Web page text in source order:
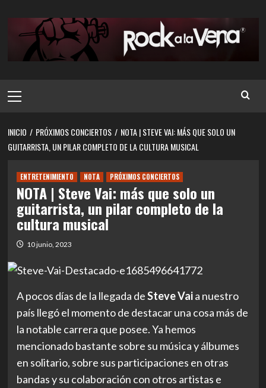
contenido
principal
INICIO PRÓXIMOS CONCIERTOS
NOTA | STEVE VAI: MÁS QUE SOLO UN
GUITARRISTA, UN PILAR COMPLETO DE LA CULTURA MUSICAL
ENTRETENIMIENTO NOTA PRÓXIMOS CONCIERTOS
NOTA | Steve Vai: más que solo un
guitarrista, un pilar completo de la
cultura musical
10 junio, 2023
A pocos días de la llegada deSteve Vaia nuestro
país llegó el momento de destacar una cosa más de
la notable carrera que posee. Ya hemos
mencionado bastante sobre su música y álbumes
en solitario, sobre sus participaciones en otras
bandas y su colaboración con otros artistas e